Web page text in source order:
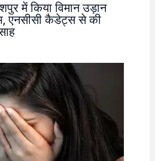
में किया विमान उड़ान
एनसीसी कैडेट्स से की